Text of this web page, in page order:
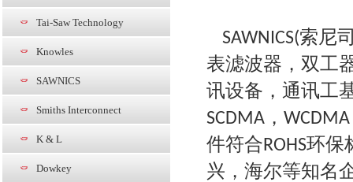
Tai-Saw Technology
Knowles
SAWNICS
Smiths Interconnect
K & L
Dowkey
SAWNICS(索尼
表滤波器，双工
讯设备，通讯工
SCDMA ， WCDMA
件符合ROHS环保
兴，海尔等知名